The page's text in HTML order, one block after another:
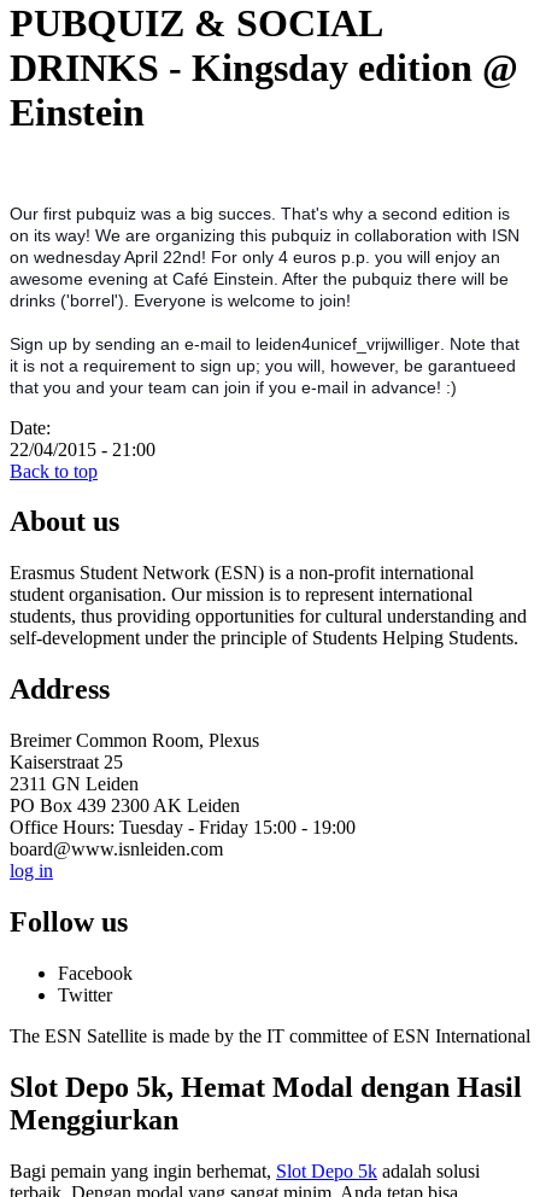
PUBQUIZ & SOCIAL
DRINKS - Kingsday edition @
Einstein
Our first pubquiz was a big succes. That's why a second edition is
on its way! We are organizing this pubquiz in collaboration with ISN
on wednesday April 22nd! For only 4 euros p.p. you will enjoy an
awesome evening at Café Einstein. After the pubquiz there will be
drinks ('borrel'). Everyone is welcome to join!
Sign up by sending an e-mail to leiden4unicef_vrijwilliger . Note that
it is not a requirement to sign up; you will, however, be garantueed
that you and your team can join if you e-mail in advance! :)
Date:
22/04/2015 - 21:00
Back to top
About us
Erasmus Student Network (ESN) is a non-profit international
student organisation. Our mission is to represent international
students, thus providing opportunities for cultural understanding and
self-development under the principle of Students Helping Students.
Address
Breimer Common Room, Plexus
Kaiserstraat 25
2311 GN Leiden
PO Box 439 2300 AK Leiden
Office Hours: Tuesday - Friday 15:00 - 19:00
board@www.isnleiden.com
log in
Follow us
Facebook
Twitter
The ESN Satellite is made by the IT committee of ESN International
Slot Depo 5k, Hemat Modal dengan Hasil
Menggiurkan
Bagi pemain yang ingin berhemat, Slot Depo 5k adalah solusi
terbaik. Dengan modal yang sangat minim, Anda tetap bisa